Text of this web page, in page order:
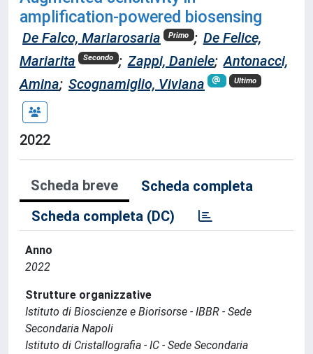
amplification-powered biosensing
De Falco, Mariarosaria Primo ; De Felice,
Mariarita
Secondo ; Zappi, Daniele; Antonacci,
Amina; Scognamiglio, Viviana Ultimo
2022
Scheda breve
Scheda completa
Scheda completa (DC)
Anno
2022
Strutture organizzative
Istituto di Bioscienze e Biorisorse - IBBR - Sede
Secondaria Napoli
Istituto di Cristallografia - IC - Sede Secondaria